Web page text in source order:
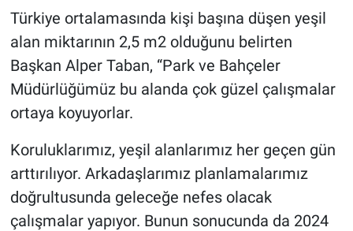
Türkiye ortalamasında kişi başına düşen yeşil
alan miktarının 2,5 m2 olduğunu belirten
Başkan Alper Taban, “Park ve Bahçeler
Müdürlüğümüz bu alanda çok güzel çalışmalar
ortaya koyuyorlar.
Koruluklarımız, yeşil alanlarımız her geçen gün
arttırılıyor. Arkadaşlarımız planlamalarımız
doğrultusunda geleceğe nefes olacak
çalışmalar yapıyor. Bunun sonucunda da 2024